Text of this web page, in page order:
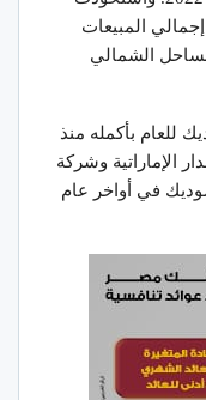
على 35% من إجمالي المبيعات
الشمالي
للعام بأكمله منذ
الإماراتية وشركة
من شركة سوديك في أواخر عام